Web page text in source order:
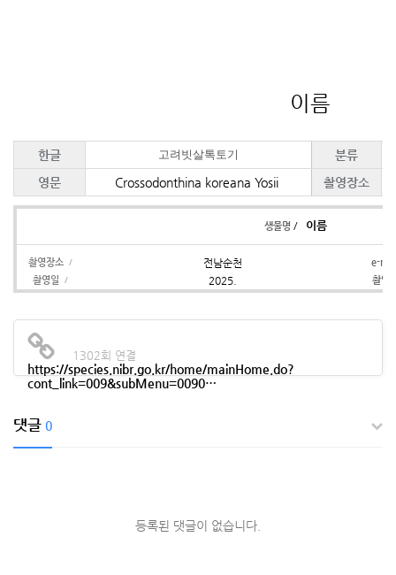
이름
한글 고려빗살톡토기
분류
영문
Crossodonthina koreana Yosii 촬영장소
생물명 / 이름
촬영장소 / 전남순천
e-
촬영일
/ 2025. 촬영
https://species.nibr.go.kr/home/mainHome.do?
cont_link=009&subMenu=0090…
1302회 연결
댓글 0
등록된 댓글이 없습니다.